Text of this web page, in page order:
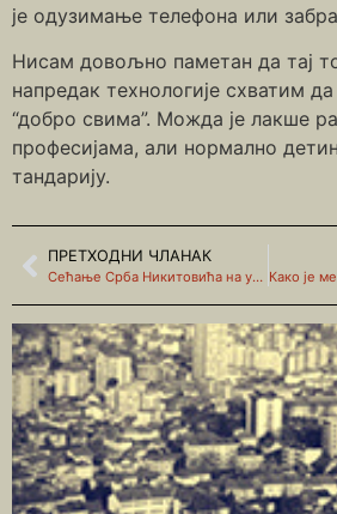
је одузимање телефона или
Нисам довољно паметан да тај
напредак технологије схватим
“добро свима”. Можда је лакше
професијама, али нормално
тандарију.
ПРЕТХОДНИ ЧЛАНАК
Сећање Срба Никитовића на упечатљиву кућу са Росуља